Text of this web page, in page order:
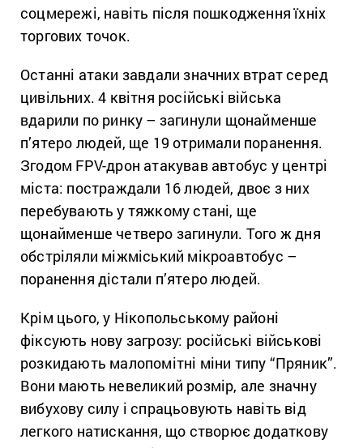
соцмережі, навіть після пошкодження їхніх
торгових точок.
Останні атаки завдали значних втрат серед
цивільних. 4 квітня російські війська
вдарили по ринку – загинули щонайменше
п’ятеро людей, ще 19 отримали поранення.
Згодом FPV-дрон атакував автобус у центрі
міста: постраждали 16 людей, двоє з них
перебувають у тяжкому стані, ще
щонайменше четверо загинули. Того ж дня
обстріляли міжміський мікроавтобус –
поранення дістали п’ятеро людей.
Крім цього, у Нікопольському районі
фіксують нову загрозу: російські військові
розкидають малопомітні міни типу “Пряник”.
Вони мають невеликий розмір, але значну
вибухову силу і спрацьовують навіть від
легкого натискання, що створює додаткову